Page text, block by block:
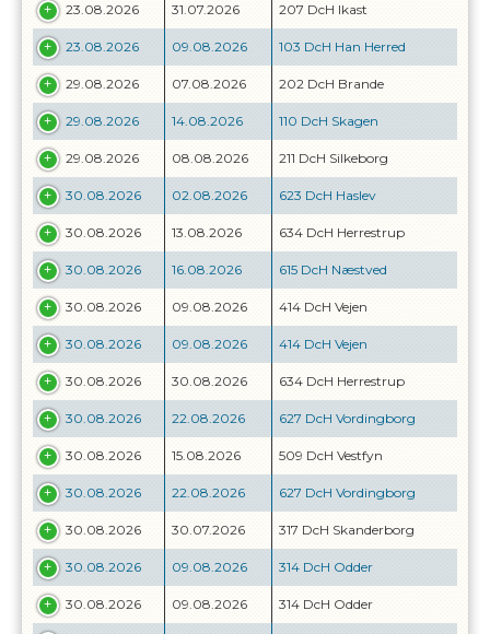
23.08.2026 31.07.2026 207 DcH Ikast
23.08.2026 09.08.2026 103 DcH Han Herred
29.08.2026 07.08.2026 202 DcH Brande
29.08.2026 14.08.2026 110 DcH Skagen
29.08.2026 08.08.2026 211 DcH Silkeborg
30.08.2026 02.08.2026 623 DcH Haslev
30.08.2026 13.08.2026 634 DcH Herrestrup
30.08.2026 16.08.2026 615 DcH Næstved
30.08.2026 09.08.2026 414 DcH Vejen
30.08.2026 09.08.2026 414 DcH Vejen
30.08.2026 30.08.2026 634 DcH Herrestrup
30.08.2026 22.08.2026 627 DcH Vordingborg
30.08.2026 15.08.2026 509 DcH Vestfyn
30.08.2026 22.08.2026 627 DcH Vordingborg
30.08.2026 30.07.2026 317 DcH Skanderborg
30.08.2026 09.08.2026 314 DcH Odder
30.08.2026 09.08.2026 314 DcH Odder